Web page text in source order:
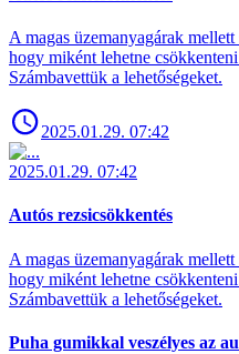
A magas üzemanyagárak
hogy miként lehetne
Számbavettük a lehetőségeket.
2025.01.29. 07:42
2025.01.29. 07:42
Autós rezsicsökkentés
A magas üzemanyagárak
hogy miként lehetne
Számbavettük a lehetőségeket.
Puha gumikkal veszélyes az